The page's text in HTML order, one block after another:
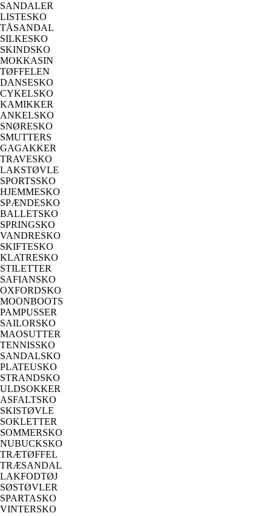
SANDALER
LISTESKO
TÅSANDAL
SILKESKO
SKINDSKO
MOKKASIN
TØFFELEN
DANSESKO
CYKELSKO
KAMIKKER
ANKELSKO
SNØRESKO
SMUTTERS
GAGAKKER
TRAVESKO
LAKSTØVLE
SPORTSSKO
HJEMMESKO
SPÆNDESKO
BALLETSKO
SPRINGSKO
VANDRESKO
SKIFTESKO
KLATRESKO
STILETTER
SAFIANSKO
OXFORDSKO
MOONBOOTS
PAMPUSSER
SAILORSKO
MAOSUTTER
TENNISSKO
SANDALSKO
PLATEUSKO
STRANDSKO
ULDSOKKER
ASFALTSKO
SKISTØVLE
SOKLETTER
SOMMERSKO
NUBUCKSKO
TRÆTØFFEL
TRÆSANDAL
LAKFODTØJ
SØSTØVLER
SPARTASKO
VINTERSKO